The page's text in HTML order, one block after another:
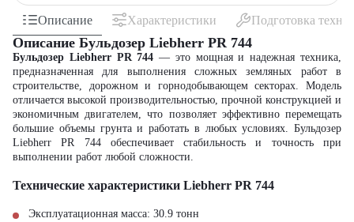
Описание Характеристики Подготовка
Описание Бульдозер Liebherr PR 744
Бульдозер Liebherr PR 744 — это мощная и надежная техника,
предназначенная для выполнения сложных земляных работ в
строительстве, дорожном и горнодобывающем секторах. Модель
отличается высокой производительностью, прочной конструкцией и
экономичным двигателем, что позволяет эффективно перемещать
большие объемы грунта и работать в любых условиях. Бульдозер
Liebherr PR 744 обеспечивает стабильность и точность при
выполнении работ любой сложности.
Технические характеристики Liebherr PR 744
Эксплуатационная масса: 30.9 тонн